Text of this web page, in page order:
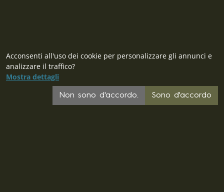
Acconsenti all'uso dei cookie per personalizzare gli annunci e
analizzare il traffico?
Mostra dettagli
Non sono d'accordo. Sono d'accordo
CZ